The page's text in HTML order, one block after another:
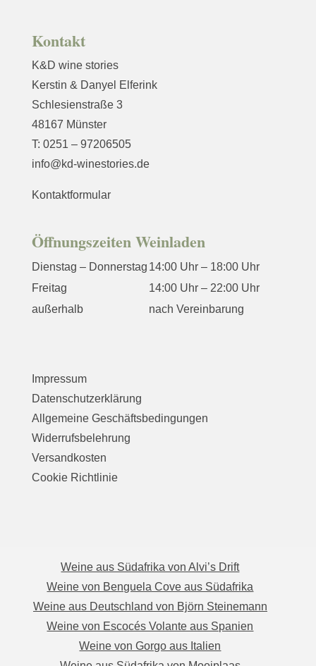
Kontakt
K&D wine stories
Kerstin & Danyel Elferink
Schlesienstraße 3
48167 Münster
T: 0251 – 97206505
info@kd-winestories.de
Kontaktformular
Öffnungszeiten Weinladen
Dienstag – Donnerstag 14:00 Uhr – 18:00 Uhr
Freitag
14:00 Uhr – 22:00 Uhr
außerhalb
nach Vereinbarung
Impressum
Datenschutzerklärung
Allgemeine Geschäftsbedingungen
Widerrufsbelehrung
Versandkosten
Cookie Richtlinie
Weine aus Südafrika von Alvi’s Drift
Weine von Benguela Cove aus Südafrika
Weine aus Deutschland von Björn Steinemann
Weine von Escocés Volante aus Spanien
Weine von Gorgo aus Italien